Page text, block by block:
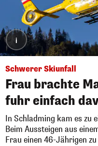
i
Schwerer Skiunfall
Frau brachte
fuhr einfach
In Schladming kam es zu
Beim Aussteigen aus
Frau einen 46-Jährigen